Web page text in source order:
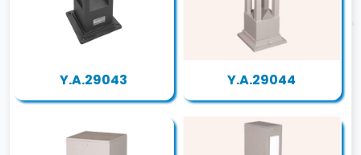
Y.A.29043 Y.A.29044